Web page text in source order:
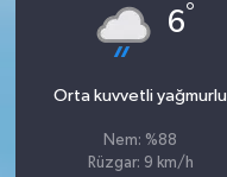
6°
Orta kuvvetli yağmurlu
Nem: %88
Rüzgar: 9 km/h